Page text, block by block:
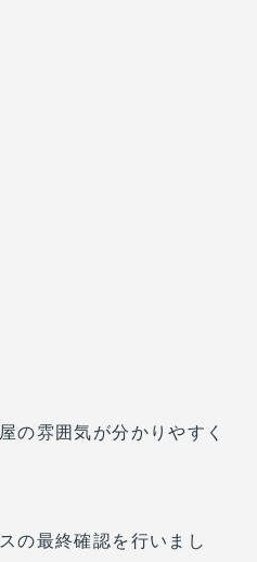
の雰囲気が分かりやすく
の最終確認を行いまし